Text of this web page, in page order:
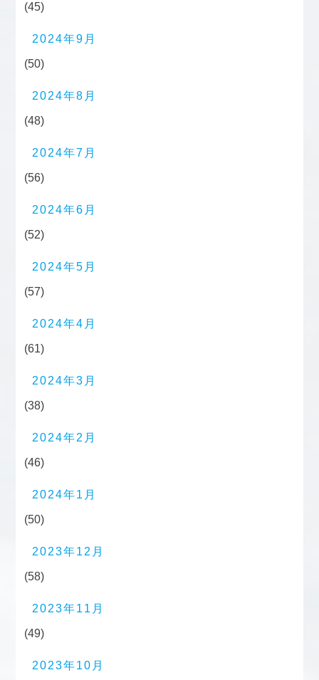
(45)
2024年9月
(50)
2024年8月
(48)
2024年7月
(56)
2024年6月
(52)
2024年5月
(57)
2024年4月
(61)
2024年3月
(38)
2024年2月
(46)
2024年1月
(50)
2023年12月
(58)
2023年11月
(49)
2023年10月